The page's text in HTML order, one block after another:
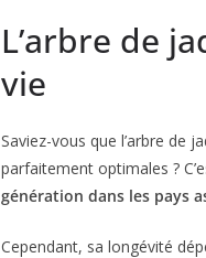
L’arbre de
vie
Saviez-vous que l’arbre de
parfaitement optimales ?
génération dans les pays
Cependant, sa longévité